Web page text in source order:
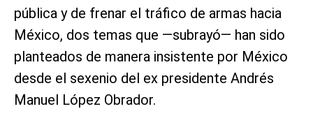
pública y de frenar el tráfico de armas hacia
México, dos temas que —subrayó— han sido
planteados de manera insistente por México
desde el sexenio del ex presidente Andrés
Manuel López Obrador.